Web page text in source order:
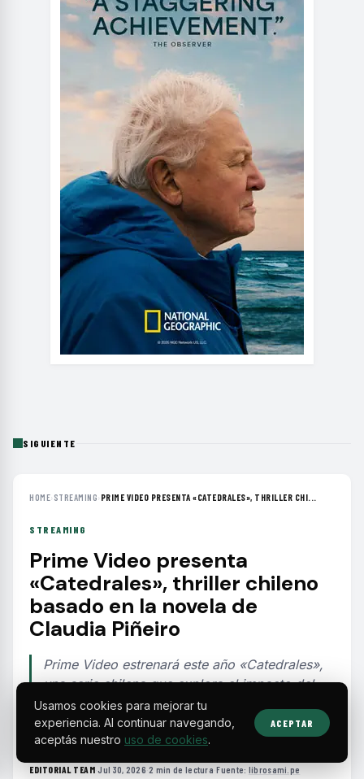
SIGUIENTE
HOME› STREAMING› PRIME VIDEO PRESENTA «CATEDRALES», THRILLER CHI...
STREAMING
Prime Video presenta
«Catedrales», thriller chileno
basado en la novela de
Claudia Piñeiro
Prime Video estrenará este año «Catedrales»,
una serie chilena que explora el impacto del
silencio y la fe en una familia marcada por un
asesinato sin resolver.
EDITORIAL TEAM·Jul 30, 2026·2 min de lectura·Fuente: librosami.pe
Usamos cookies para mejorar tu
experiencia. Al continuar navegando,
aceptás nuestro uso de cookies.
ACEPTAR